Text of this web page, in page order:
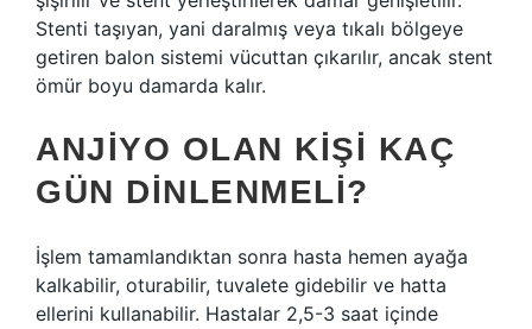
Stenti taşıyan, yani daralmış veya tıkalı bölgeye
getiren balon sistemi vücuttan çıkarılır, ancak stent
ömür boyu damarda kalır.
ANJIYO OLAN KIŞI KAÇ
GÜN DINLENMELI?
İşlem tamamlandıktan sonra hasta hemen ayağa
kalkabilir, oturabilir, tuvalete gidebilir ve hatta
ellerini kullanabilir. Hastalar 2,5-3 saat içinde